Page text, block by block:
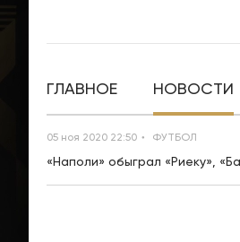
ГЛАВНОЕ НОВОСТИ
05 ноя 2020 22:50 ФУТБОЛ
«Наполи» обыграл «Риеку»,